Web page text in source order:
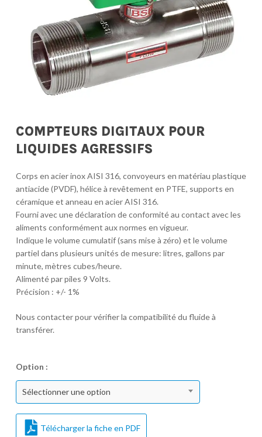
COMPTEURS DIGITAUX POUR
LIQUIDES AGRESSIFS
Corps en acier inox AISI 316, convoyeurs en matériau plastique
antiacide (PVDF), hélice à revêtement en PTFE, supports en
céramique et anneau en acier AISI 316.
Fourni avec une déclaration de conformité au contact avec les
aliments conformément aux normes en vigueur.
Indique le volume cumulatif (sans mise à zéro) et le volume
partiel dans plusieurs unités de mesure: litres, gallons par
minute, mètres cubes/heure.
Alimenté par piles 9 Volts.
Précision : +/- 1%
Nous contacter pour vérifier la compatibilité du fluide à
transférer.
Option :
Sélectionner une option
Télécharger la fiche en PDF